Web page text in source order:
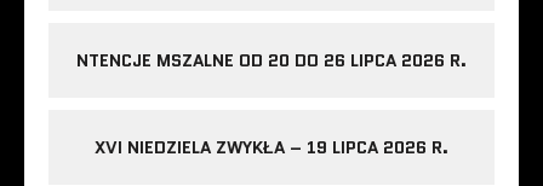
NTENCJE MSZALNE OD 20 DO 26 LIPCA 2026 R.
XVI NIEDZIELA ZWYKŁA – 19 LIPCA 2026 R.